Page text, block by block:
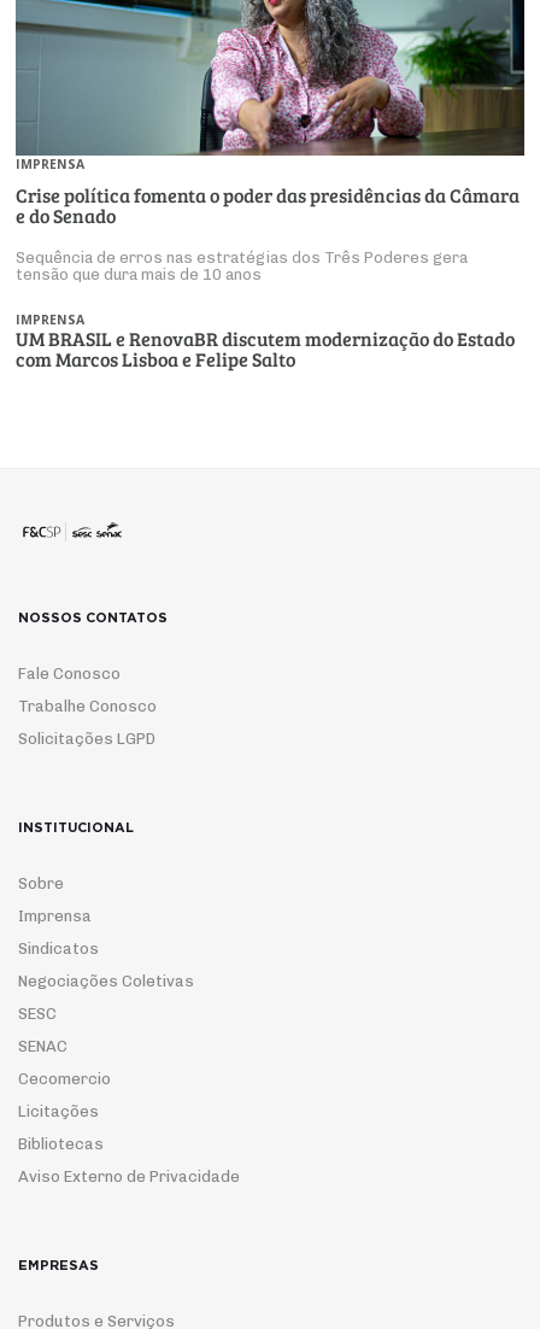
IMPRENSA
Crise política fomenta o poder das presidências da Câmara
e do Senado
Sequência de erros nas estratégias dos Três Poderes gera
tensão que dura mais de 10 anos
IMPRENSA
UM BRASIL e RenovaBR discutem modernização do Estado
com Marcos Lisboa e Felipe Salto
NOSSOS CONTATOS
Fale Conosco
Trabalhe Conosco
Solicitações LGPD
INSTITUCIONAL
Sobre
Imprensa
Sindicatos
Negociações Coletivas
SESC
SENAC
Cecomercio
Licitações
Bibliotecas
Aviso Externo de Privacidade
EMPRESAS
Produtos e Serviços